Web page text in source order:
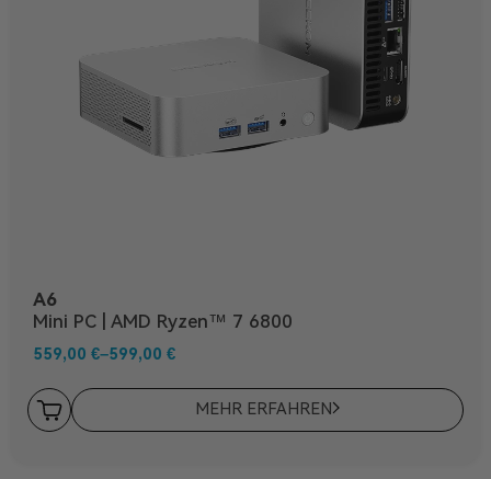
A6
Mini PC | AMD Ryzen™ 7 6800
559,00 €–599,00 €
MEHR ERFAHREN